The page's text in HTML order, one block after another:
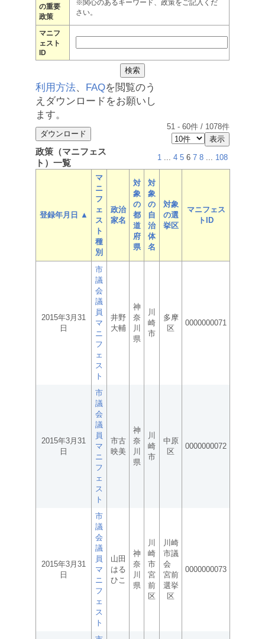
の重要
政策
※関心のあるキーワード、政策をご記入くだ
さい。
マニフ
ェスト
ID
利用方法、 FAQを閲覧のう
えダウンロードをお願いし
ます。
51 - 60件 / 1078件
政策（マニフェス
ト）一覧
1 ... 4 5 6 7 8 ... 108
登録年月日 ▲
マ
ニ
フ
ェ
ス
ト
種
別
政治
家名
対
象
の
都
道
府
県
対
象
の
自
治
体
名
対象
の選
挙区
マニフェス
トID
2015年3月31
日
市
議
会
議
員
マ
ニ
フ
ェ
ス
ト
井野
大輔
神
奈
川
県
川
崎
市
多摩
区
0000000071
2015年3月31
日
市
議
会
議
員
マ
ニ
フ
ェ
ス
ト
市古
映美
神
奈
川
県
川
崎
市
中原
区
0000000072
2015年3月31
日
市
議
会
議
員
マ
ニ
フ
ェ
ス
ト
山田
はる
ひこ
神
奈
川
県
川
崎
市
宮
前
区
川崎
市議
会
宮前
選挙
区
0000000073